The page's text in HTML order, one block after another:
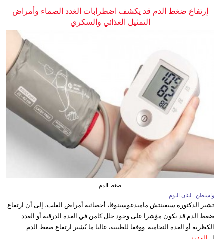
إرتفاع ضغط الدم قد يكشف اضطرابات الغدد الصماء وأمراض
التمثيل الغذائي والسكري
ضغط الدم
واشنطن ـ لبنان اليوم
تشير الدكتورة سيفينتش ماميدغوسينوفا، أخصائية أمراض القلب، إلى أن ارتفاع
ضغط الدم قد يكون مؤشرا على وجود خلل كامن في الغدة الدرقية أو الغدد
الكظرية أو الغدة النخامية. ووفقا للطبيبة، غالبا ما يُشير ارتفاع ضغط الدم